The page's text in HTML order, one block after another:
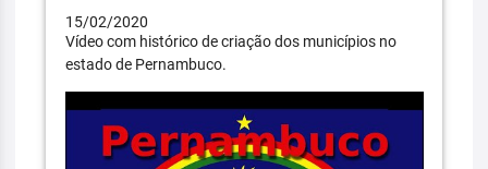
15/02/2020
Vídeo com histórico de criação dos municípios no
estado de Pernambuco.